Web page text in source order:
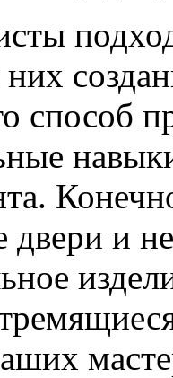
них
способ
двери и